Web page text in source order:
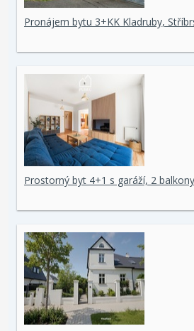
Pronájem bytu 3+KK Kladruby,
Prostorný byt 4+1 s garáží, 2